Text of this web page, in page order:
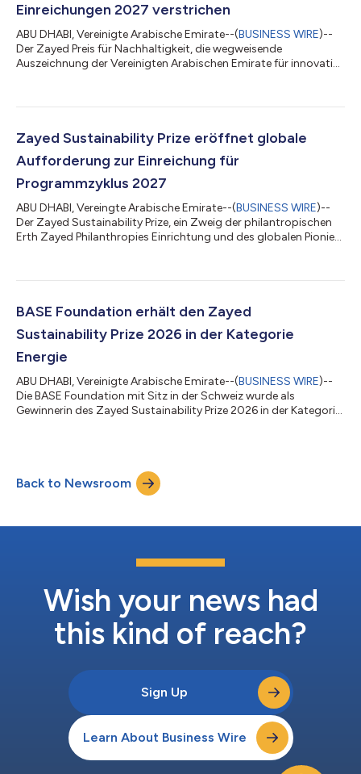
Einreichungen 2027 verstrichen
ABU DHABI, Vereinigte Arabische Emirate--(BUSINESS WIRE)--
Der Zayed Preis für Nachhaltigkeit, die wegweisende
Auszeichnung der Vereinigten Arabischen Emirate für innovative
geschlossen. Es gingen 10.233 Beiträge aus 177 Ländern in den
Klimaschutz und Global High Schools ein. Dies ist bis dato ein
Rekord. Der Preis wird zum 18. Mal in F...
Zayed Sustainability Prize eröffnet globale
Aufforderung zur Einreichung für
Programmzyklus 2027
ABU DHABI, Vereingte Arabische Emirate--(BUSINESS WIRE)--
Der Zayed Sustainability Prize, ein Zweig der philantropischen
Erth Zayed Philanthropies Einrichtung und des globalen Pionier-
den Programmzyklus 2027 eröffnet. Der Preis führt die Vision
Emirate, Scheich Zayed bin Sultan Al Nahyan fort, indem
BASE Foundation erhält den Zayed
Sustainability Prize 2026 in der Kategorie
Energie
ABU DHABI, Vereinigte Arabische Emirate--(BUSINESS WIRE)--
Die BASE Foundation mit Sitz in der Schweiz wurde als
Gewinnerin des Zayed Sustainability Prize 2026 in der Kategorie
a-Service-Modell (CaaS) ausgezeichnet. Das
nutzungsabhängige CaaS-Modell eliminiert Vorabkosten, da
Kunden nur für die Kühlung als Dienstleistung...
Back to Newsroom
Wish your news had
this kind of reach?
Sign Up
Learn About Business Wire